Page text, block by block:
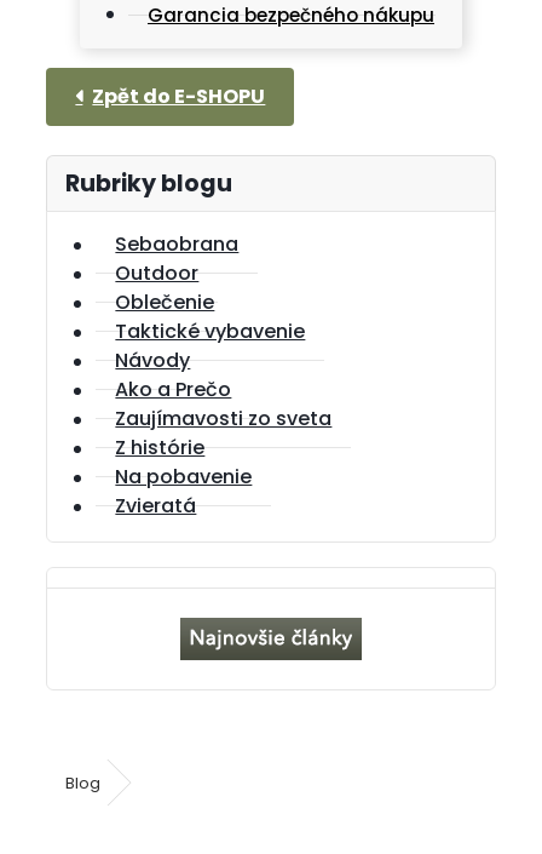
Blog
Rubriky blogu
Sebaobrana
Outdoor
Oblečenie
Taktické vybavenie
Návody
Ako a Prečo
Zaujímavosti zo sveta
Z histórie
Na pobavenie
Zvieratá
Garancia bezpečného nákupu